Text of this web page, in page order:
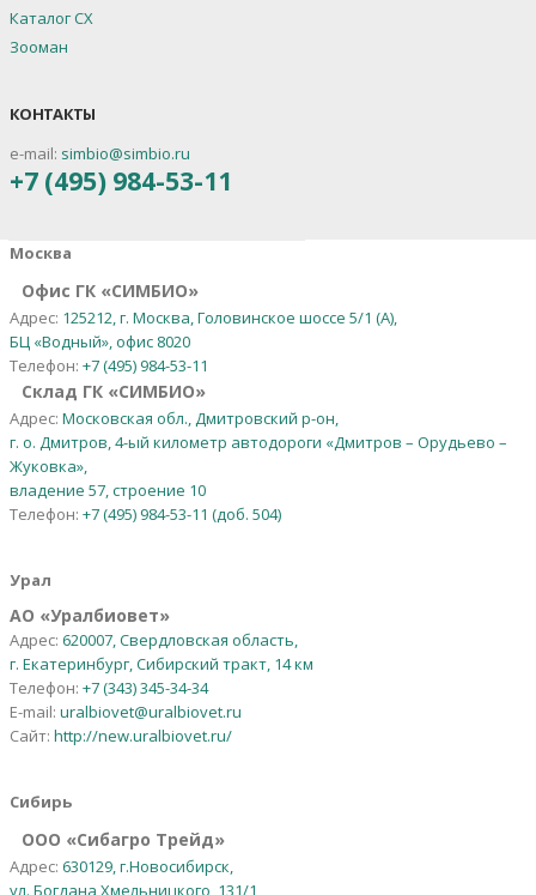
Каталог СХ
Зооман
КОНТАКТЫ
e-mail: simbio@simbio.ru
+7 (495) 984-53-11
Москва
Офис ГК «СИМБИО»
Адрес: 125212, г. Москва, Головинское шоссе 5/1 (А),
БЦ «Водный», офис 8020
Телефон: +7 (495) 984-53-11
Склад ГК «СИМБИО»
Адрес: Московская обл., Дмитровский р-он,
г. о. Дмитров, 4-ый километр автодороги «Дмитров – Орудьево –
Жуковка»,
владение 57, строение 10
Телефон: +7 (495) 984-53-11 (доб. 504)
Урал
АО «Уралбиовет»
Адрес: 620007, Свердловская область,
г. Екатеринбург, Сибирский тракт, 14 км
Телефон: +7 (343) 345-34-34
E-mail: uralbiovet@uralbiovet.ru
Сайт: http://new.uralbiovet.ru/
Сибирь
OOO «Сибагро Трейд»
Адрес: 630129, г.Новосибирск,
ул. Богдана Хмельницкого, 131/1